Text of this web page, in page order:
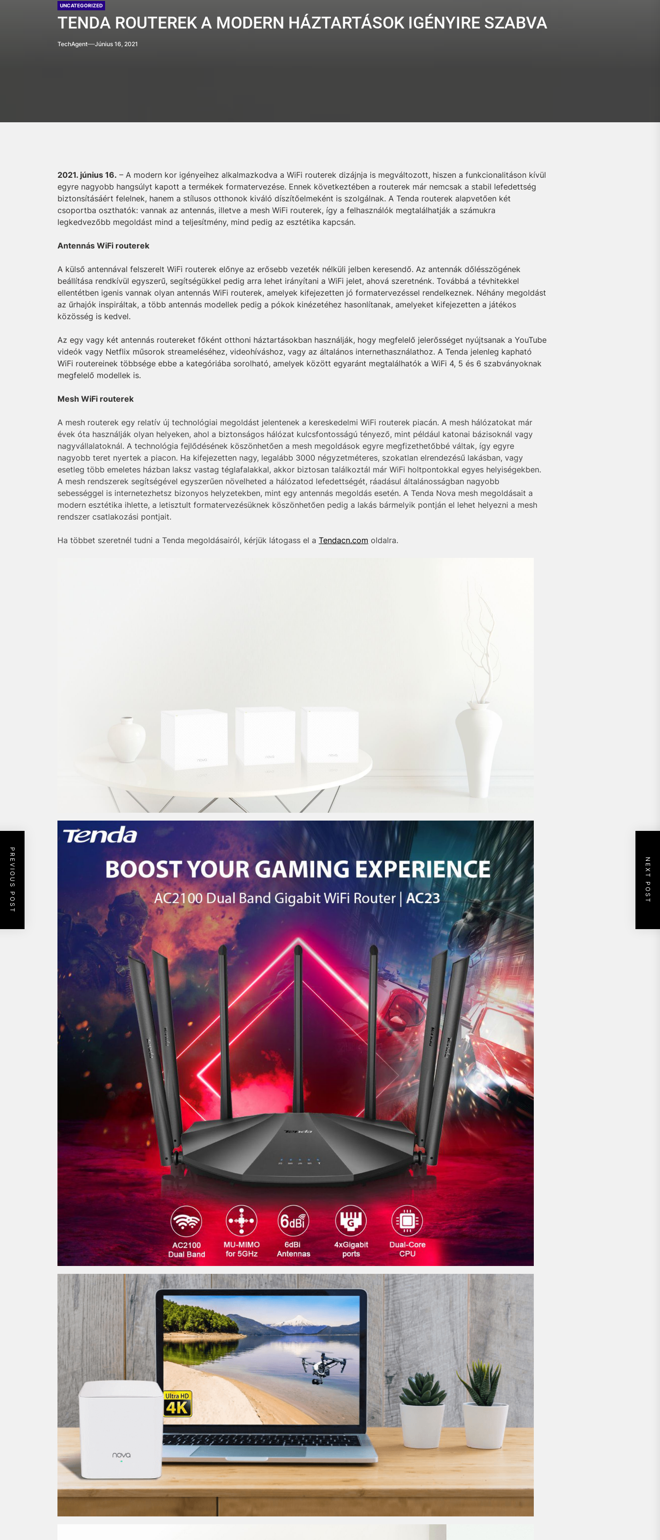
UNCATEGORIZED
TENDA ROUTEREK A MODERN HÁZTARTÁSOK IGÉNYIRE SZABVA
TechAgent Június 16, 2021
2021. június 16. – A modern kor igényeihez alkalmazkodva a WiFi routerek dizájnja is megváltozott, hiszen a funkcionalitáson kívül
egyre nagyobb hangsúlyt kapott a termékek formatervezése. Ennek következtében a routerek már nemcsak a stabil lefedettség
biztonsításáért felelnek, hanem a stílusos otthonok kiváló díszítőelmeként is szolgálnak. A Tenda routerek alapvetően két
csoportba oszthatók: vannak az antennás, illetve a mesh WiFi routerek, így a felhasználók megtalálhatják a számukra
legkedvezőbb megoldást mind a teljesítmény, mind pedig az esztétika kapcsán.
Antennás WiFi routerek
A külső antennával felszerelt WiFi routerek előnye az erősebb vezeték nélküli jelben keresendő. Az antennák dőlésszögének
beállítása rendkívül egyszerű, segítségükkel pedig arra lehet irányítani a WiFi jelet, ahová szeretnénk. Továbbá a tévhitekkel
ellentétben igenis vannak olyan antennás WiFi routerek, amelyek kifejezetten jó formatervezéssel rendelkeznek. Néhány megoldást
az űrhajók inspiráltak, a több antennás modellek pedig a pókok kinézetéhez hasonlítanak, amelyeket kifejezetten a játékos
közösség is kedvel.
Az egy vagy két antennás routereket főként otthoni háztartásokban használják, hogy megfelelő jelerősséget nyújtsanak a YouTube
videók vagy Netflix műsorok streameléséhez, videohíváshoz, vagy az általános internethasználathoz. A Tenda jelenleg kapható
WiFi routereinek többsége ebbe a kategóriába sorolható, amelyek között egyaránt megtalálhatók a WiFi 4, 5 és 6 szabványoknak
megfelelő modellek is.
Mesh WiFi routerek
A mesh routerek egy relatív új technológiai megoldást jelentenek a kereskedelmi WiFi routerek piacán. A mesh hálózatokat már
évek óta használják olyan helyeken, ahol a biztonságos hálózat kulcsfontosságú tényező, mint például katonai bázisoknál vagy
nagyvállalatoknál. A technológia fejlődésének köszönhetően a mesh megoldások egyre megfizethetőbbé váltak, így egyre
nagyobb teret nyertek a piacon. Ha kifejezetten nagy, legalább 3000 négyzetméteres, szokatlan elrendezésű lakásban, vagy
esetleg több emeletes házban laksz vastag téglafalakkal, akkor biztosan találkoztál már WiFi holtpontokkal egyes helyiségekben.
A mesh rendszerek segítségével egyszerűen növelheted a hálózatod lefedettségét, ráadásul általánosságban nagyobb
sebességgel is internetezhetsz bizonyos helyzetekben, mint egy antennás megoldás esetén. A Tenda Nova mesh megoldásait a
modern esztétika ihlette, a letisztult formatervezésüknek köszönhetően pedig a lakás bármelyik pontján el lehet helyezni a mesh
rendszer csatlakozási pontjait.
Ha többet szeretnél tudni a Tenda megoldásairól, kérjük látogass el a Tendacn.com oldalra.
PREVIOUS POST NEXT POST